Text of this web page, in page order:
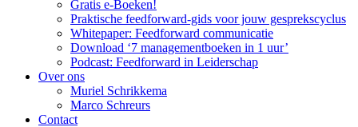
Gratis e-Boeken!
Praktische feedforward-gids voor jouw gesprekscyclus
Whitepaper: Feedforward communicatie
Download ‘7 managementboeken in 1 uur’
Podcast: Feedforward in Leiderschap
Over ons
Muriel Schrikkema
Marco Schreurs
Contact